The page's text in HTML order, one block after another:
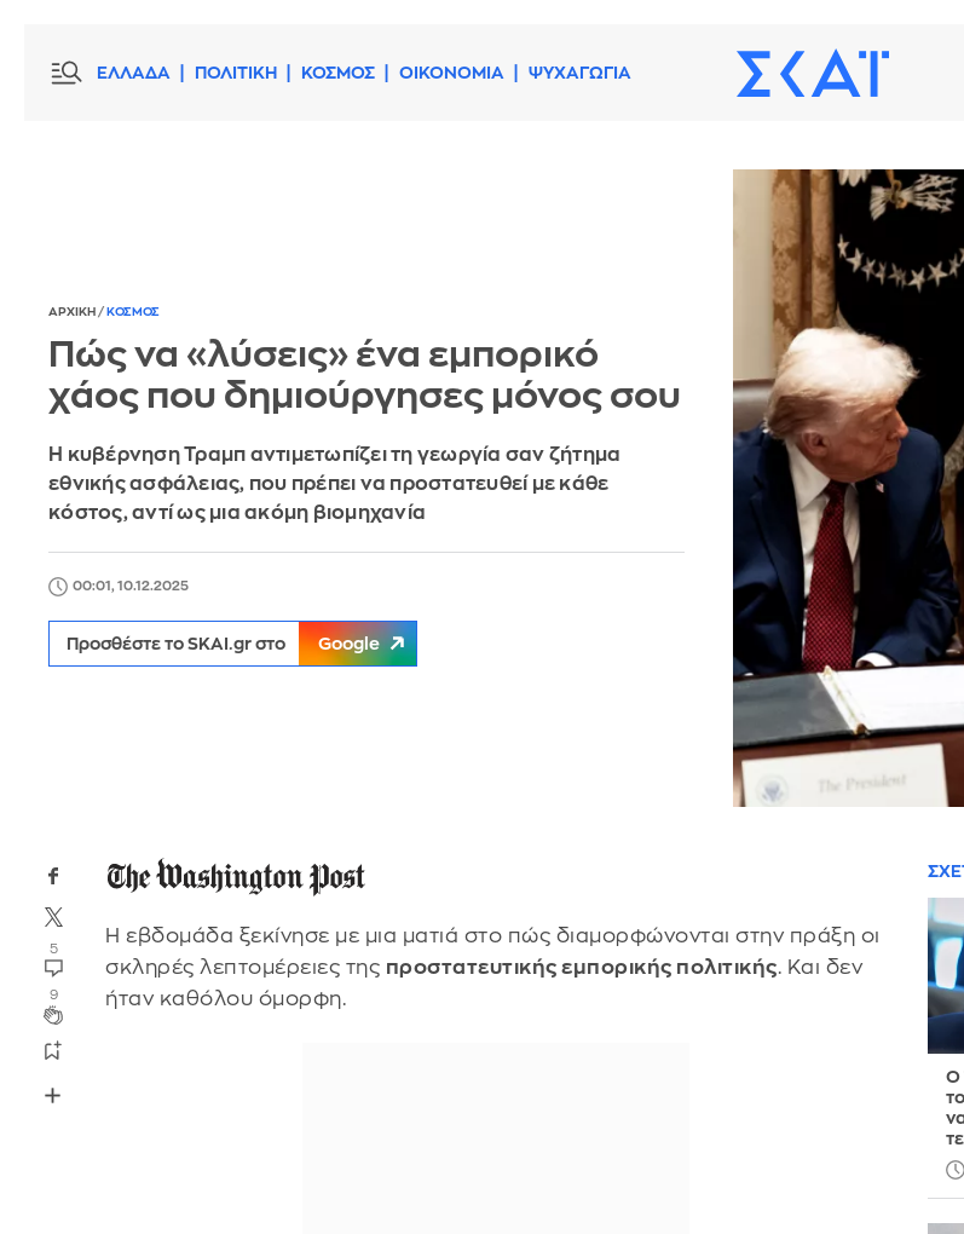
ΕΛΛΑΔΑ ΠΟΛΙΤΙΚΗ ΚΟΣΜΟΣ ΟΙΚΟΝΟΜΙΑ ΨΥΧΑΓΩΓΙΑ
ΑΡΧΙΚΗ / ΚΟΣΜΟΣ
Πώς να «λύσεις» ένα εμπορικό
χάος που δημιούργησες μόνος σου
Η κυβέρνηση Τραμπ αντιμετωπίζει τη γεωργία σαν ζήτημα
εθνικής ασφάλειας, που πρέπει να προστατευθεί με κάθε
κόστος, αντί ως μια ακόμη βιομηχανία
00:01, 10.12.2025
Προσθέστε το SKAI.gr στο Google
5
9
Η εβδομάδα ξεκίνησε με μια ματιά στο πώς διαμορφώνονται στην πράξη οι
σκληρές λεπτομέρειες της προστατευτικής εμπορικής πολιτικής. Και δεν
ήταν καθόλου όμορφη.
Ο